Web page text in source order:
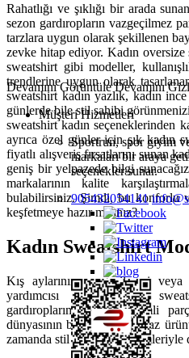
Rahatlığı ve şıklığı bir arada
sezon gardıropların vazgeçilmez
tarzlara uygun olarak şekillenen
zevke hitap ediyor. Kadın
sweatshirt gibi modeller,
trendlerine uygun olarak
sweatshirt kadın yazlık, kadın
günlerde bile stil sahibi
sweatshirt kadın seçeneklerinden
ayrıca özel günler için şık kadın
fiyatlı alışveriş fırsatlarını sunan
geniş bir yelpazede bilgi
markalarının kalite
bulabilirsiniz. Şimdi, bu konforlu
keşfetmeye hazır mısınız?
Kadın Sweatshirt
Kış aylarının vazgeçilmezi
yardımcısı olan kadın
gardıroplarımızın en önemli
dünyasının bu olmazsa olmaz
zamanda stil sahibi görünümleriyle
Devamını Görüntüle Devamını
Müşteri Hizmetleri
Sportrun, spor giyim
markaları bir araya
seçenekler sunar.
905432054141